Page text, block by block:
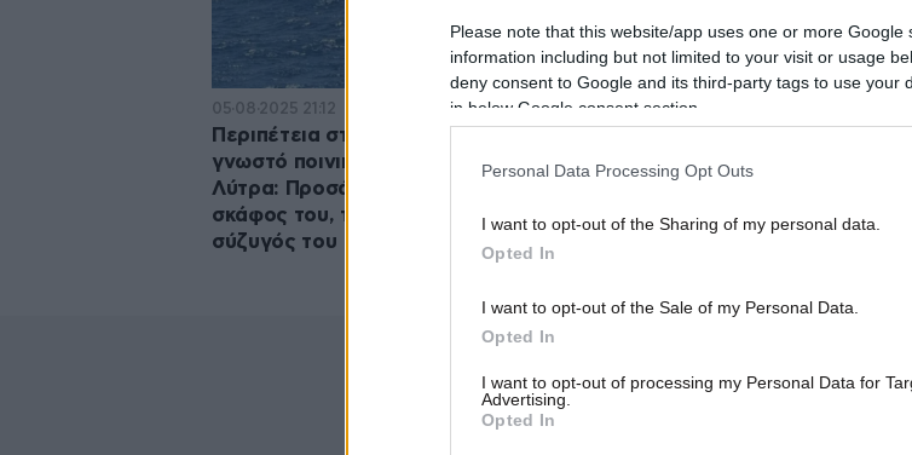
Please note that this website/app uses one or more
information including but not limited to your visit or usage
deny consent to Google and its third-party tags to use your
in below Google consent section.
Personal Data Processing Opt Outs
I want to opt-out of the Sharing of my personal data.
Opted In
I want to opt-out of the Sale of my Personal Data.
Opted In
I want to opt-out of processing my Personal Data for
Advertising.
Opted In
05·08·2025 21:12
Περιπέτεια στη Σαντορίνη για τον
γνωστό ποινικολόγο, Απόστολο
Λύτρα: Προσάραξε και βυθίστηκε το
σκάφος του, τραυματίστηκε η
σύζυγός του
04·07·2025 23:57
και η Ντόρα Παπαδοπούλου –